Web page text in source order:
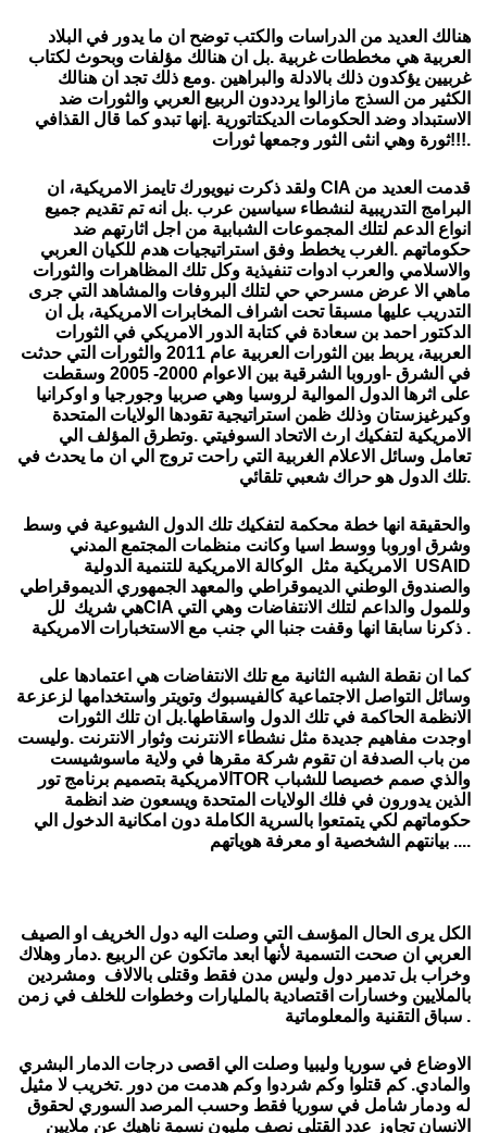
هنالك العديد من الدراسات والكتب توضح ان ما يدور في البلاد
العربية هي مخططات غربية .بل ان هنالك مؤلفات وبحوث لكتاب
غربيين يؤكدون ذلك بالادلة والبراهين .ومع ذلك تجد ان هنالك
الكثير من السذج مازالوا يرددون الربيع العربي والثورات ضد
الاستبداد وضد الحكومات الديكتاتورية .إنها تبدو كما قال القذافي
ثورة وهي انثى الثور وجمعها ثورات!!!.
ولقد ذكرت نيويورك تايمز الامريكية، ان CIA قدمت العديد من
البرامج التدريبية لنشطاء سياسين عرب .بل انه تم تقديم جميع
انواع الدعم لتلك المجموعات الشبابية من اجل اثارتهم ضد
حكوماتهم .الغرب يخطط وفق استراتيجيات هدم للكيان العربي
والاسلامي والعرب ادوات تنفيذية وكل تلك المظاهرات والثورات
ماهي الا عرض مسرحي حي لتلك البروفات والمشاهد التي جرى
التدريب عليها مسبقا تحت اشراف المخابرات الامريكية، بل ان
الدكتور احمد بن سعادة في كتابة الدور الامريكي في الثورات
العربية، يربط بين الثورات العربية عام 2011 والثورات التي حدثت
في الشرق -اوروبا الشرقية بين الاعوام 2000- 2005 وسقطت
على اثرها الدول الموالية لروسيا وهي صربيا وجورجيا و اوكرانيا
وكيرغيزستان وذلك ظمن استراتيجية تقودها الولايات المتحدة
الامريكية لتفكيك ارث الاتحاد السوفيتي .وتطرق المؤلف الي
تعامل وسائل الاعلام الغربية التي راحت تروج الي ان ما يحدث في
تلك الدول هو حراك شعبي تلقائي.
والحقيقة انها خطة محكمة لتفكيك تلك الدول الشيوعية في وسط
وشرق اوروبا ووسط اسيا وكانت منظمات المجتمع المدني
الامريكية مثل الوكالة الامريكية للتنمية الدولية
USAID
والصندوق الوطني الديموقراطي والمعهد الجمهوري الديموقراطي
هي شريك للCIA وللمول والداعم لتلك الانتفاضات وهي التي
ذكرنا سابقا انها وقفت جنبا الي جنب مع الاستخبارات الامريكية .
كما ان نقطة الشبه الثانية مع تلك الانتفاضات هي اعتمادها على
وسائل التواصل الاجتماعية كالفيسبوك وتويتر واستخدامها لزعزعة
الانظمة الحاكمة في تلك الدول واسقاطها.بل ان تلك الثورات
اوجدت مفاهيم جديدة مثل نشطاء الانترنت وثوار الانترنت .وليست
من باب الصدفة ان تقوم شركة مقرها في ولاية ماسوشيست
الامريكية بتصميم برنامج تور TOR والذي صمم خصيصا للشباب
الذين يدورون في فلك الولايات المتحدة ويسعون ضد انظمة
حكوماتهم لكي يتمتعوا بالسرية الكاملة دون امكانية الدخول الي
بيانتهم الشخصية او معرفة هوياتهم ....
الكل يرى الحال المؤسف التي وصلت اليه دول الخريف او الصيف
العربي ان صحت التسمية لأنها ابعد ماتكون عن الربيع .دمار وهلاك
وخراب بل تدمير دول وليس مدن فقط وقتلى بالالاف ومشردين
بالملايين وخسارات اقتصادية بالمليارات وخطوات للخلف في زمن
سباق التقنية والمعلوماتية .
الاوضاع في سوريا وليبيا وصلت الي اقصى درجات الدمار البشري
والمادي. كم قتلوا وكم شردوا وكم هدمت من دور .تخريب لا مثيل
له ودمار شامل في سوريا فقط وحسب المرصد السوري لحقوق
الانسان تجاوز عدد القتلى نصف مليون نسمة ناهيك عن ملايين